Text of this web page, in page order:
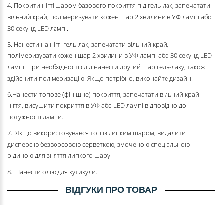
4. Покрити нігті шаром базового покриття під гель-лак, запечатати
вільний край, полімеризувати кожен шар 2 хвилини в УФ лампі або
30 секунд LED лампі.
5. Нанести на нігті гель-лак, запечатати вільний край,
полімеризувати кожен шар 2 хвилини в УФ лампі або 30 секунд LED
лампі. При необхідності слід нанести другий шар гель-лаку, також
здійснити полімеризацію. Якщо потрібно, виконайте дизайн.
6.Нанести топове (фінішне) покриття, запечатати вільний край
нігтя, висушити покриття в УФ або LED лампі відповідно до
потужності лампи.
7. Якщо використовувався топ із липким шаром, видалити
дисперсію безворсовою серветкою, змоченою спеціальною
рідиною для зняття липкого шару.
8. Нанести олію для кутикули.
ВІДГУКИ ПРО ТОВАР